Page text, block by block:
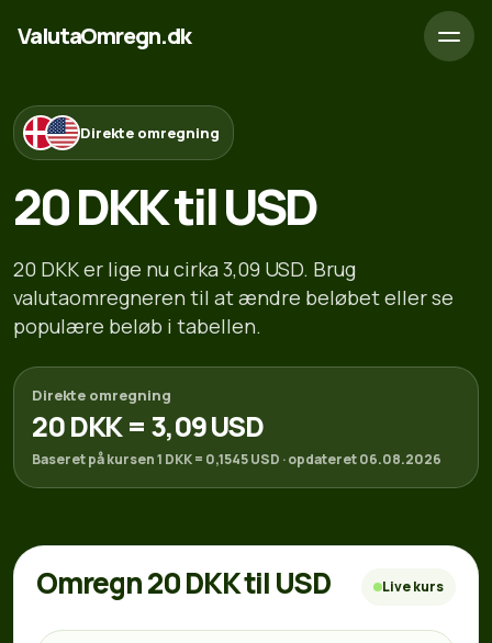
ValutaOmregn.dk
Direkte omregning
20 DKK til USD
20 DKK er lige nu cirka 3,09 USD. Brug
valutaomregneren til at ændre beløbet eller se
populære beløb i tabellen.
Direkte omregning
20 DKK = 3,09 USD
Baseret på kursen 1 DKK = 0,1545 USD · opdateret 06.08.2026
Omregn 20 DKK til USD Live kurs